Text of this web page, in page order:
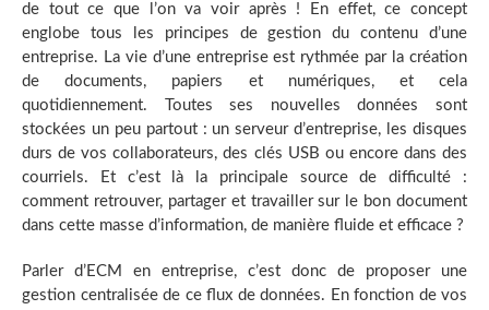
de tout ce que l’on va voir après ! En effet, ce concept
englobe tous les principes de gestion du contenu d’une
entreprise. La vie d’une entreprise est rythmée par la création
de documents, papiers et numériques, et cela
quotidiennement. Toutes ses nouvelles données sont
stockées un peu partout : un serveur d’entreprise, les disques
durs de vos collaborateurs, des clés USB ou encore dans des
courriels. Et c’est là la principale source de difficulté :
comment retrouver, partager et travailler sur le bon document
dans cette masse d’information, de manière fluide et efficace ?
Parler d’ECM en entreprise, c’est donc de proposer une
gestion centralisée de ce flux de données. En fonction de vos